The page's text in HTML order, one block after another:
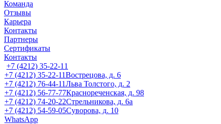
Команда
Отзывы
Карьера
Контакты
Партнеры
Сертификаты
Контакты
+7 (4212) 35-22-11
+7 (4212) 35-22-11Вострецова, д. 6
+7 (4212) 76-44-11Льва Толстого, д. 2
+7 (4212) 56-77-77Краснореченская, д. 98
+7 (4212) 74-20-22Стрельникова, д. 6а
+7 (4212) 54-59-05Суворова, д. 10
WhatsApp